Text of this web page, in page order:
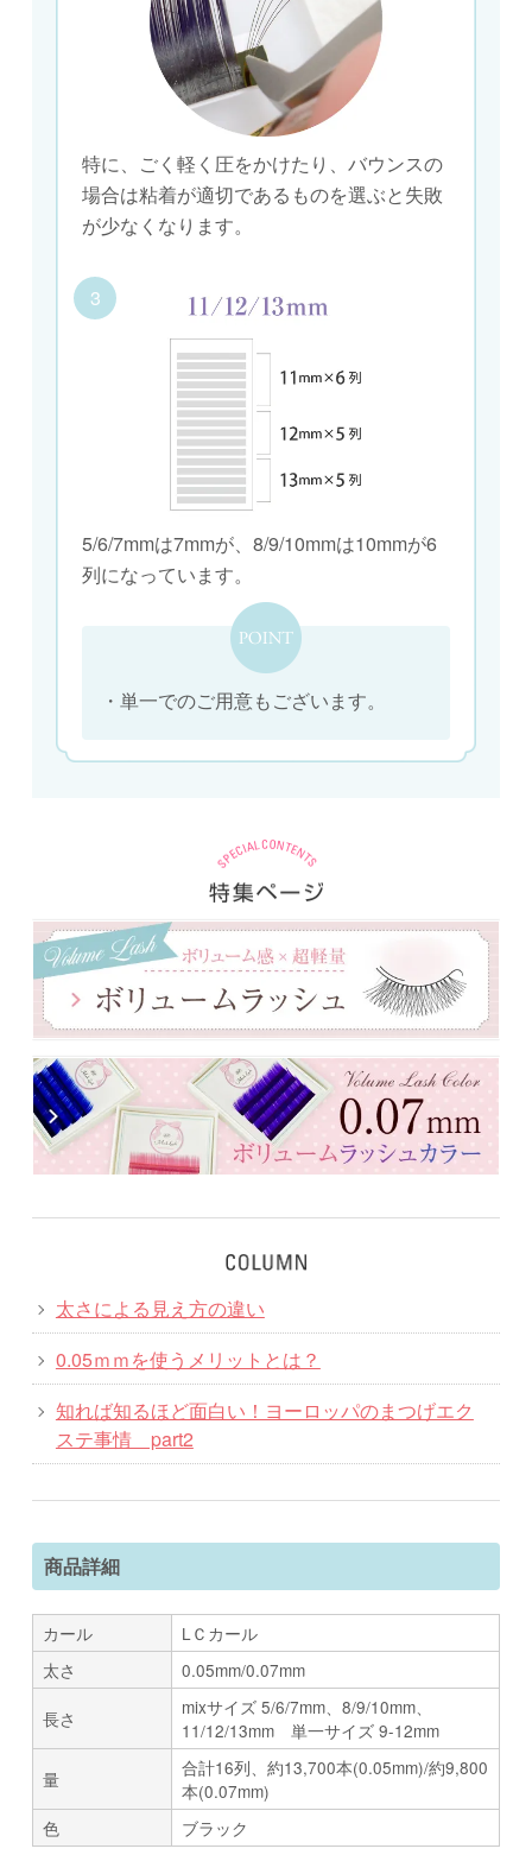
特に、ごく軽く圧をかけたり、バウンスの
場合は粘着が適切であるものを選ぶと失敗
が少なくなります。
3
5/6/7mmは7mmが、8/9/10mmは10mmが6
列になっています。
・単一でのご用意もございます。
太さによる見え方の違い
0.05ｍｍを使うメリットとは？
知れば知るほど面白い！ヨーロッパのまつげエク
ステ事情 part2
商品詳細
カール
LＣカール
太さ
0.05mm/0.07mm
長さ
mixサイズ 5/6/7mm、8/9/10mm、
11/12/13mm 単一サイズ 9-12mm
量
合計16列、約13,700本(0.05mm)/約9,800
本(0.07mm)
色
ブラック